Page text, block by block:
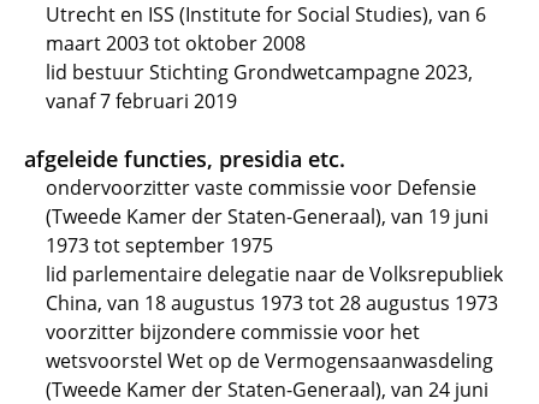
Utrecht en ISS (Institute for Social Studies), van 6
maart 2003 tot oktober 2008
lid bestuur Stichting Grondwetcampagne 2023,
vanaf 7 februari 2019
afgeleide functies, presidia etc.
ondervoorzitter vaste commissie voor Defensie
(Tweede Kamer der Staten-Generaal), van 19 juni
1973 tot september 1975
lid parlementaire delegatie naar de Volksrepubliek
China, van 18 augustus 1973 tot 28 augustus 1973
voorzitter bijzondere commissie voor het
wetsvoorstel Wet op de Vermogensaanwasdeling
(Tweede Kamer der Staten-Generaal), van 24 juni